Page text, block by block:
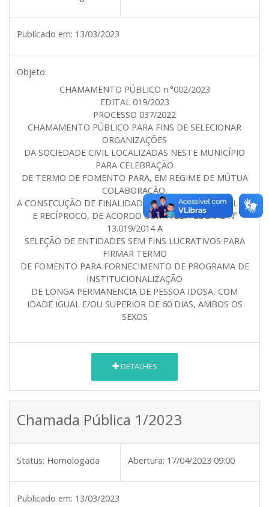
Publicado em: 13/03/2023
Objeto:
CHAMAMENTO PÚBLICO n.°002/2023
EDITAL 019/2023
PROCESSO 037/2022
CHAMAMENTO PÚBLICO PARA FINS DE SELECIONAR
ORGANIZAÇÕES
DA SOCIEDADE CIVIL LOCALIZADAS NESTE MUNICÍPIO
PARA CELEBRAÇÃO
DE TERMO DE FOMENTO PARA, EM REGIME DE MÚTUA
COLABORAÇÃO,
A CONSECUÇÃO DE FINALIDADES DE INTERESSE PÚBLICO
E RECÍPROCO, DE ACORDO COM A LEI FEDERAL Nº
13.019/2014 A
SELEÇÃO DE ENTIDADES SEM FINS LUCRATIVOS PARA
FIRMAR TERMO
DE FOMENTO PARA FORNECIMENTO DE PROGRAMA DE
INSTITUCIONALIZAÇÃO
DE LONGA PERMANENCIA DE PESSOA IDOSA, COM
IDADE IGUAL E/OU SUPERIOR DE 60 DIAS, AMBOS OS
SEXOS
DETALHES
Chamada Pública 1/2023
Status: Homologada Abertura: 17/04/2023 09:00
Publicado em: 13/03/2023